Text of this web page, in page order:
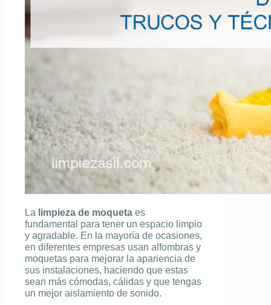
La limpieza de moqueta es
fundamental para tener un espacio limpio
y agradable. En la mayoría de ocasiones,
en diferentes empresas usan alfombras y
moquetas para mejorar la apariencia de
sus instalaciones, haciendo que estas
sean más cómodas, cálidas y que tengas
un mejor aislamiento de sonido.